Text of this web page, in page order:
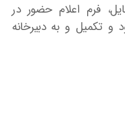
فرم اعلام حضور در
و تکمیل و به دبیرخانه